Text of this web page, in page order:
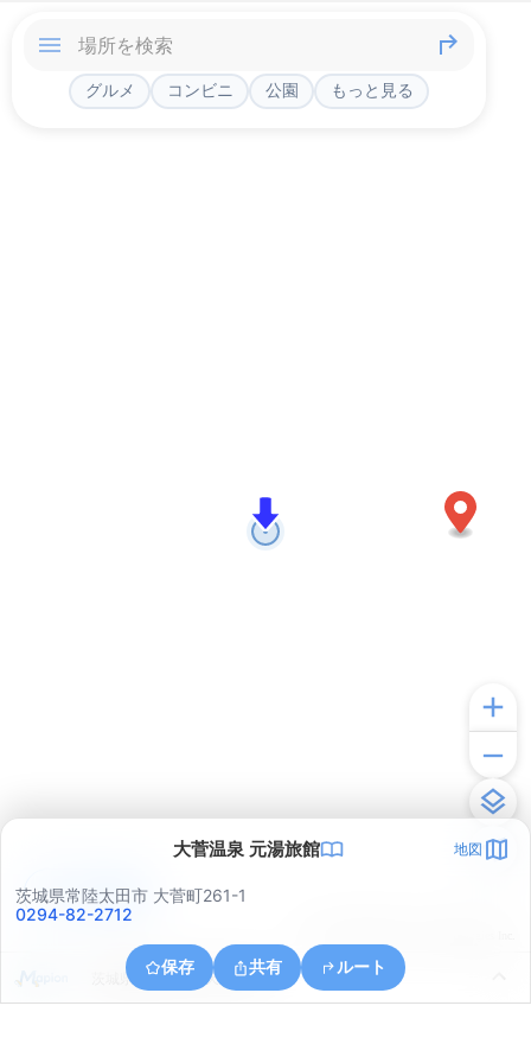
グルメ コンビニ 公園 もっと見る
大菅温泉 元湯旅館 地図
茨城県常陸太田市 大菅町261-1
0294-82-2712
保存 共有 ルート
茨城県常陸太田市天下野町
アプリで見る